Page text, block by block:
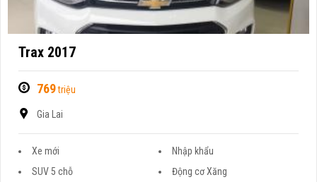
Trax 2017
769triệu
Gia Lai
Xe mới
Nhập khẩu
SUV 5 chỗ
Động cơ Xăng